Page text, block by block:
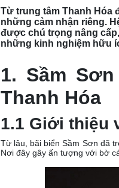
Từ trung tâm Thanh Hóa
những cảm nhận riêng.
được chú trọng nâng
những kinh nghiệm hữu
1. Sầm
Thanh Hóa
1.1 Giới thiệu
Từ lâu, bãi biển Sầm Sơn đã
Nơi đây gây ấn tượng với bờ